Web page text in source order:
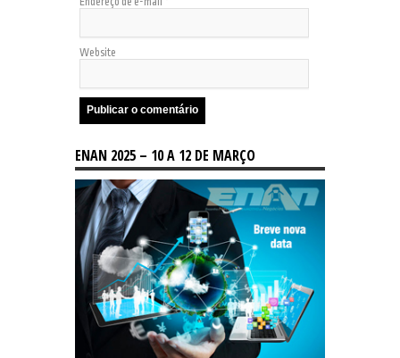
Website
ENAN 2025 – 10 A 12 DE MARÇO